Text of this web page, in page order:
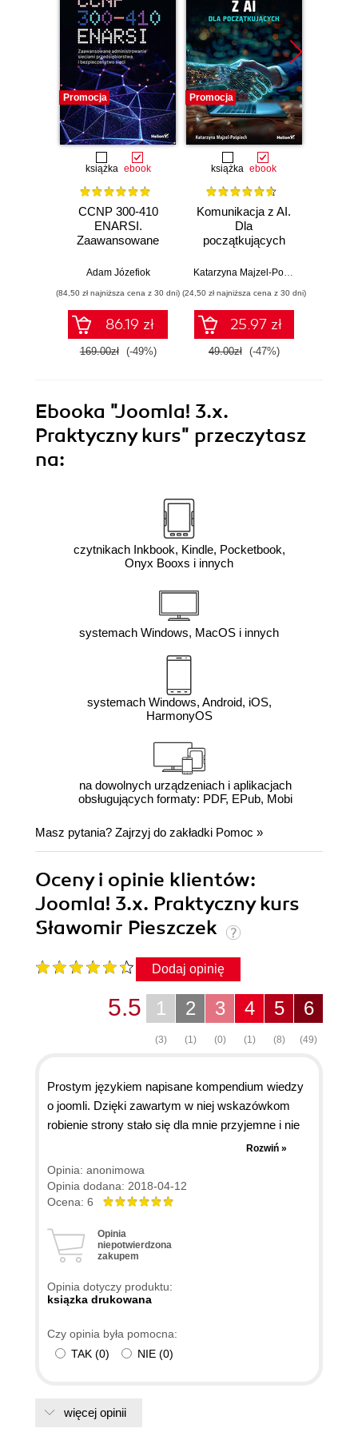
Promocja
książka ebook
CCNP 300-410
ENARSI.
Zaawansowane
sieciami
bezpieczeństwo
sieci
Adam Józefiok
(84,50 zł najniższa cena z 30 dni)
86.19 zł
169.00zł (-49%)
Promocja
książka ebook
Komunikacja z AI.
Dla
początkujących
Katarzyna Majzel-Pośpiech
(24,50 zł najniższa cena z 30 dni)
25.97 zł
49.00zł (-47%)
Ebooka "Joomla! 3.x.
Praktyczny kurs" przeczytasz
na:
czytnikach Inkbook, Kindle, Pocketbook,
Onyx Booxs i innych
systemach Windows, MacOS i innych
systemach Windows, Android, iOS,
HarmonyOS
na dowolnych urządzeniach i aplikacjach
obsługujących formaty: PDF, EPub, Mobi
Masz pytania? Zajrzyj do zakładki Pomoc »
Oceny i opinie klientów:
Joomla! 3.x. Praktyczny kurs
Sławomir Pieszczek
Dodaj opinię
6
(49)
5
(8)
4
(1)
3
(0)
2
(1)
1
(3)
5.5
Prostym językiem napisane kompendium wiedzy
o joomli. Dzięki zawartym w niej wskazówkom
robienie strony stało się dla mnie przyjemne i nie
entuzjastycznym podejściem do joomli i tworzenia
strony i przesłaniem: nie zrażaj się, pytaj,
kombinuj, zastanów się co chcesz osiągnąć.
Rozwiń »
Opinia: anonimowa
Opinia dodana: 2018-04-12
Ocena: 6
Opinia
niepotwierdzona
zakupem
Opinia dotyczy produktu:
ksiązka drukowana
Czy opinia była pomocna:
TAK (0) NIE (0)
więcej opinii